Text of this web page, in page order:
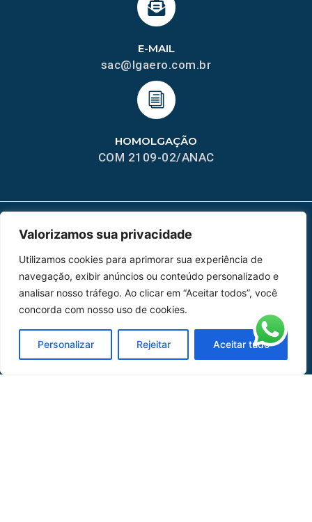
Valorizamos sua privacidade
Utilizamos cookies para aprimorar sua experiência de
navegação, exibir anúncios ou conteúdo personalizado e
analisar nosso tráfego. Ao clicar em “Aceitar todos”, você
concorda com nosso uso de cookies.
Personalizar Rejeitar Aceitar tudo
HOMOLGAÇÃO
COM 2109-02/ANAC
E-MAIL
sac@lgaero.com.br
Home Sobre Nós
Peças
Catálogo de Aplicações
Oficina de Mangueiras